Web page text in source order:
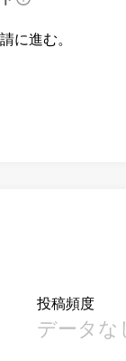
に進む。
投稿頻度
データな